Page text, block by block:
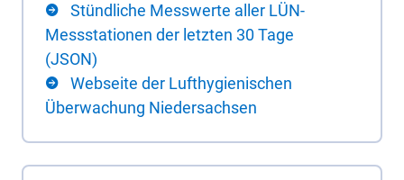
Stündliche Messwerte aller LÜN-
Messstationen der letzten 30 Tage
(JSON)
Webseite der Lufthygienischen
Überwachung Niedersachsen